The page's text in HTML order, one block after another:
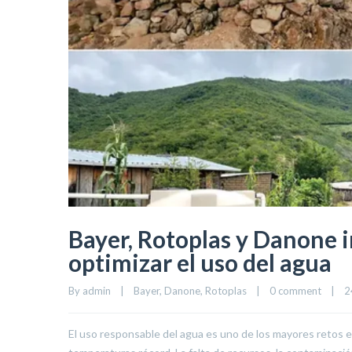
Bayer, Rotoplas y
optimizar el uso del agua
By admin Bayer, Danone, Rotoplas 0 comment
El uso responsable del agua es uno de los mayores